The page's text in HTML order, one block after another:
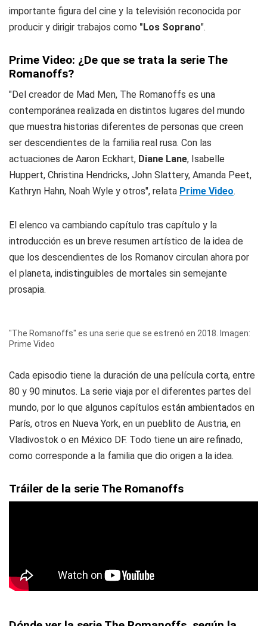
importante figura del cine y la televisión reconocida por
producir y dirigir trabajos como "Los Soprano".
Prime Video: ¿De que se trata la serie The
Romanoffs?
"Del creador de Mad Men, The Romanoffs es una
contemporánea realizada en distintos lugares del mundo
que muestra historias diferentes de personas que creen
ser descendientes de la familia real rusa. Con las
actuaciones de Aaron Eckhart, Diane Lane, Isabelle
Huppert, Christina Hendricks, John Slattery, Amanda Peet,
Kathryn Hahn, Noah Wyle y otros", relata Prime Video.
El elenco va cambiando capítulo tras capítulo y la
introducción es un breve resumen artístico de la idea de
que los descendientes de los Romanov circulan ahora por
el planeta, indistinguibles de mortales sin semejante
prosapia.
"The Romanoffs" es una serie que se estrenó en 2018. Imagen:
Prime Video
Cada episodio tiene la duración de una película corta, entre
80 y 90 minutos. La serie viaja por el diferentes partes del
mundo, por lo que algunos capítulos están ambientados en
París, otros en Nueva York, en un pueblito de Austria, en
Vladivostok o en México DF. Todo tiene un aire refinado,
como corresponde a la familia que dio origen a la idea.
Tráiler de la serie The Romanoffs